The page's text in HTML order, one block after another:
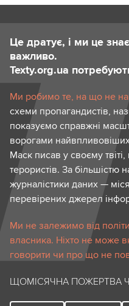
Це дратує, і ми це
важливо.
Texty.org.ua
Ми робимо те, на що не
схеми пропагандистів,
показуємо справжні
ворогами
Маск писав у своєму
терористів. За більшістю
журналістики даних —
перевірених джерел
Ми не залежимо від
власника. Ніхто не може
говорити чи про що не
ЩОМІСЯЧНА ПОЖЕРТВА